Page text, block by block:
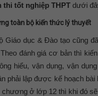
thi tốt nghiệp THPT dưới
toàn bộ kiến thức lý thuyết
Giáo dục & Đào tạo cũng
đánh giá cơ bản thì
hiểu, vận dụng, vận
phải lập được kế hoạch bài
chương ở lớp 12 thì khi đó